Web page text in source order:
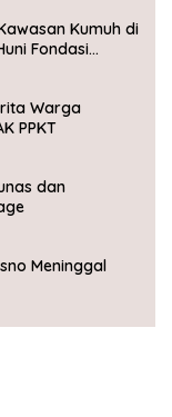
Kumuh di
Fondasi
Warga
PPKT
dan
Meninggal